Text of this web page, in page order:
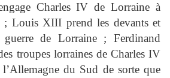
Charles IV de Lorraine à
; Louis XIII prend les devants et
guerre de Lorraine ; Ferdinand
troupes lorraines de Charles IV
du Sud de sorte que